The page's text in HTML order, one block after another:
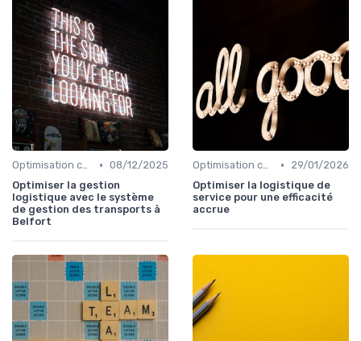
Optimisation coûts • 08/12/2025
Optimiser la gestion
logistique avec le système
de gestion des transports à
Belfort
Optimisation coûts •
29/01/2026
Optimiser la logistique de
service pour une efficacité
accrue